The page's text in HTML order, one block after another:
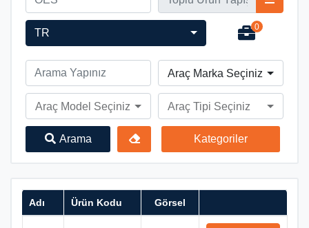
TR 0
Araç Marka Seçiniz
Araç Model Seçiniz Araç Tipi Seçiniz
Arama Kategoriler
Adı Ürün Kodu Görsel